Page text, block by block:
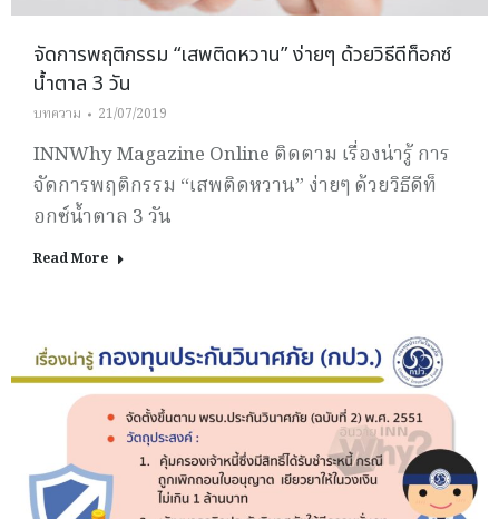
จัดการพฤติกรรม “เสพติดหวาน” ง่ายๆ ด้วยวิธีดีท็อกซ์
น้ำตาล 3 วัน
บทความ 21/07/2019
INNWhy Magazine Online ติดตาม เรื่องน่ารู้ การ
จัดการพฤติกรรม “เสพติดหวาน” ง่ายๆ ด้วยวิธีดีท็
อกซ์น้ำตาล 3 วัน
Read More